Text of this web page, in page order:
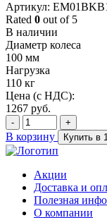
Артикул:
Rated 0 out of 5
В наличии
Диаметр колеса
100 мм
Нагрузка
110 кг
Цена (с НДС):
1267 руб.
- +
В корзину Купить в
Акции
Доставка и
Полезная
О компании